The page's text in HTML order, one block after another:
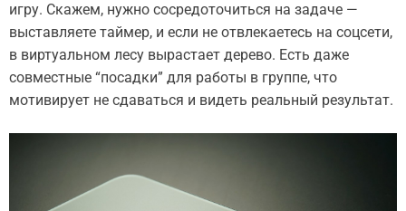
игру. Скажем, нужно сосредоточиться на задаче —
выставляете таймер, и если не отвлекаетесь на соцсети,
в виртуальном лесу вырастает дерево. Есть даже
совместные “посадки” для работы в группе, что
мотивирует не сдаваться и видеть реальный результат.